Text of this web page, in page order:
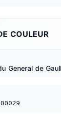
COULEUR
General de